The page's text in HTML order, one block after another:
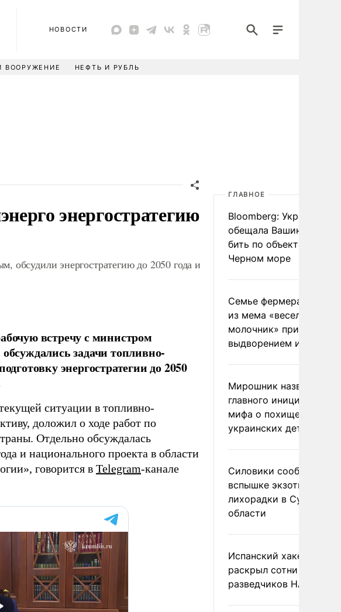
НОВОСТИ
ВООРУЖЕНИЕ НЕФТЬ И РУБЛЬ
энергостратегию
обсудили энергостратегию до 2050 года и
встречу с министром
задачи топливно-
энергостратегии до 2050
ситуации в топливно-
доложил о ходе работ по
Отдельно обсуждалась
и национального проекта в области
говорится в Telegram-канале
ГЛАВНОЕ
Bloomberg: Украина
обещала Вашингтону не
бить по объектам КТК в
Черном море
Семье фермера
из мема «веселый
молочник» пригрозили
выдворением из
Мирошник назвал
главного инициатора
мифа о похищении
украинских детей
Силовики сообщили о
вспышке экзотической
лихорадки в Сумской
области
Испанский хакер Хиль
раскрыл сотни
разведчиков НАТО и